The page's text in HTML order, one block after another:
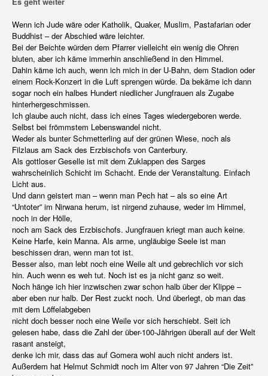
Wenn ich Jude wäre oder Katholik, Quaker, Muslim, Pastafarian oder
Buddhist – der Abschied wäre leichter.
Bei der Beichte würden dem Pfarrer vielleicht ein wenig die Ohren
bluten, aber ich käme immerhin anschließend in den Himmel.
Dahin käme ich auch, wenn ich mich in der U-Bahn, dem Stadion oder
einem Rock-Konzert in die Luft sprengen würde. Da bekäme ich dann
sogar noch ein halbes Hundert niedlicher Jungfrauen als Zugabe
hinterhergeschmissen.
Ich glaube auch nicht, dass ich eines Tages wiedergeboren werde.
Selbst bei frömmstem Lebenswandel nicht.
Weder als bunter Schmetterling auf der grünen Wiese, noch als
Filzlaus am Sack des Erzbischofs von Canterbury.
Als gottloser Geselle ist mit dem Zuklappen des Sarges
wahrscheinlich Schicht im Schacht. Ende der Veranstaltung. Einfach
Licht aus.
Und dann geistert man – wenn man Pech hat – als so eine Art
“Untoter” im Nirwana herum, ist nirgend zuhause, weder im Himmel,
noch in der Hölle,
noch am Sack des Erzbischofs. Jungfrauen kriegt man auch keine.
Keine Harfe, kein Manna. Als arme, ungläubige Seele ist man
beschissen dran, wenn man tot ist.
Besser also, man lebt noch eine Weile alt und gebrechlich vor sich
hin. Auch wenn es weh tut. Noch ist es ja nicht ganz so weit.
Noch hänge ich hier inzwischen zwar schon halb über der Klippe –
aber eben nur halb. Der Rest zuckt noch. Und überlegt, ob man das
mit dem Löffelabgeben
nicht doch besser noch eine Weile vor sich herschiebt. Seit ich
gelesen habe, dass die Zahl der über-100-Jährigen überall auf der Welt
rasant ansteigt,
denke ich mir, dass das auf Gomera wohl auch nicht anders ist.
Außerdem hat Helmut Schmidt noch im Alter von 97 Jahren “Die Zeit”